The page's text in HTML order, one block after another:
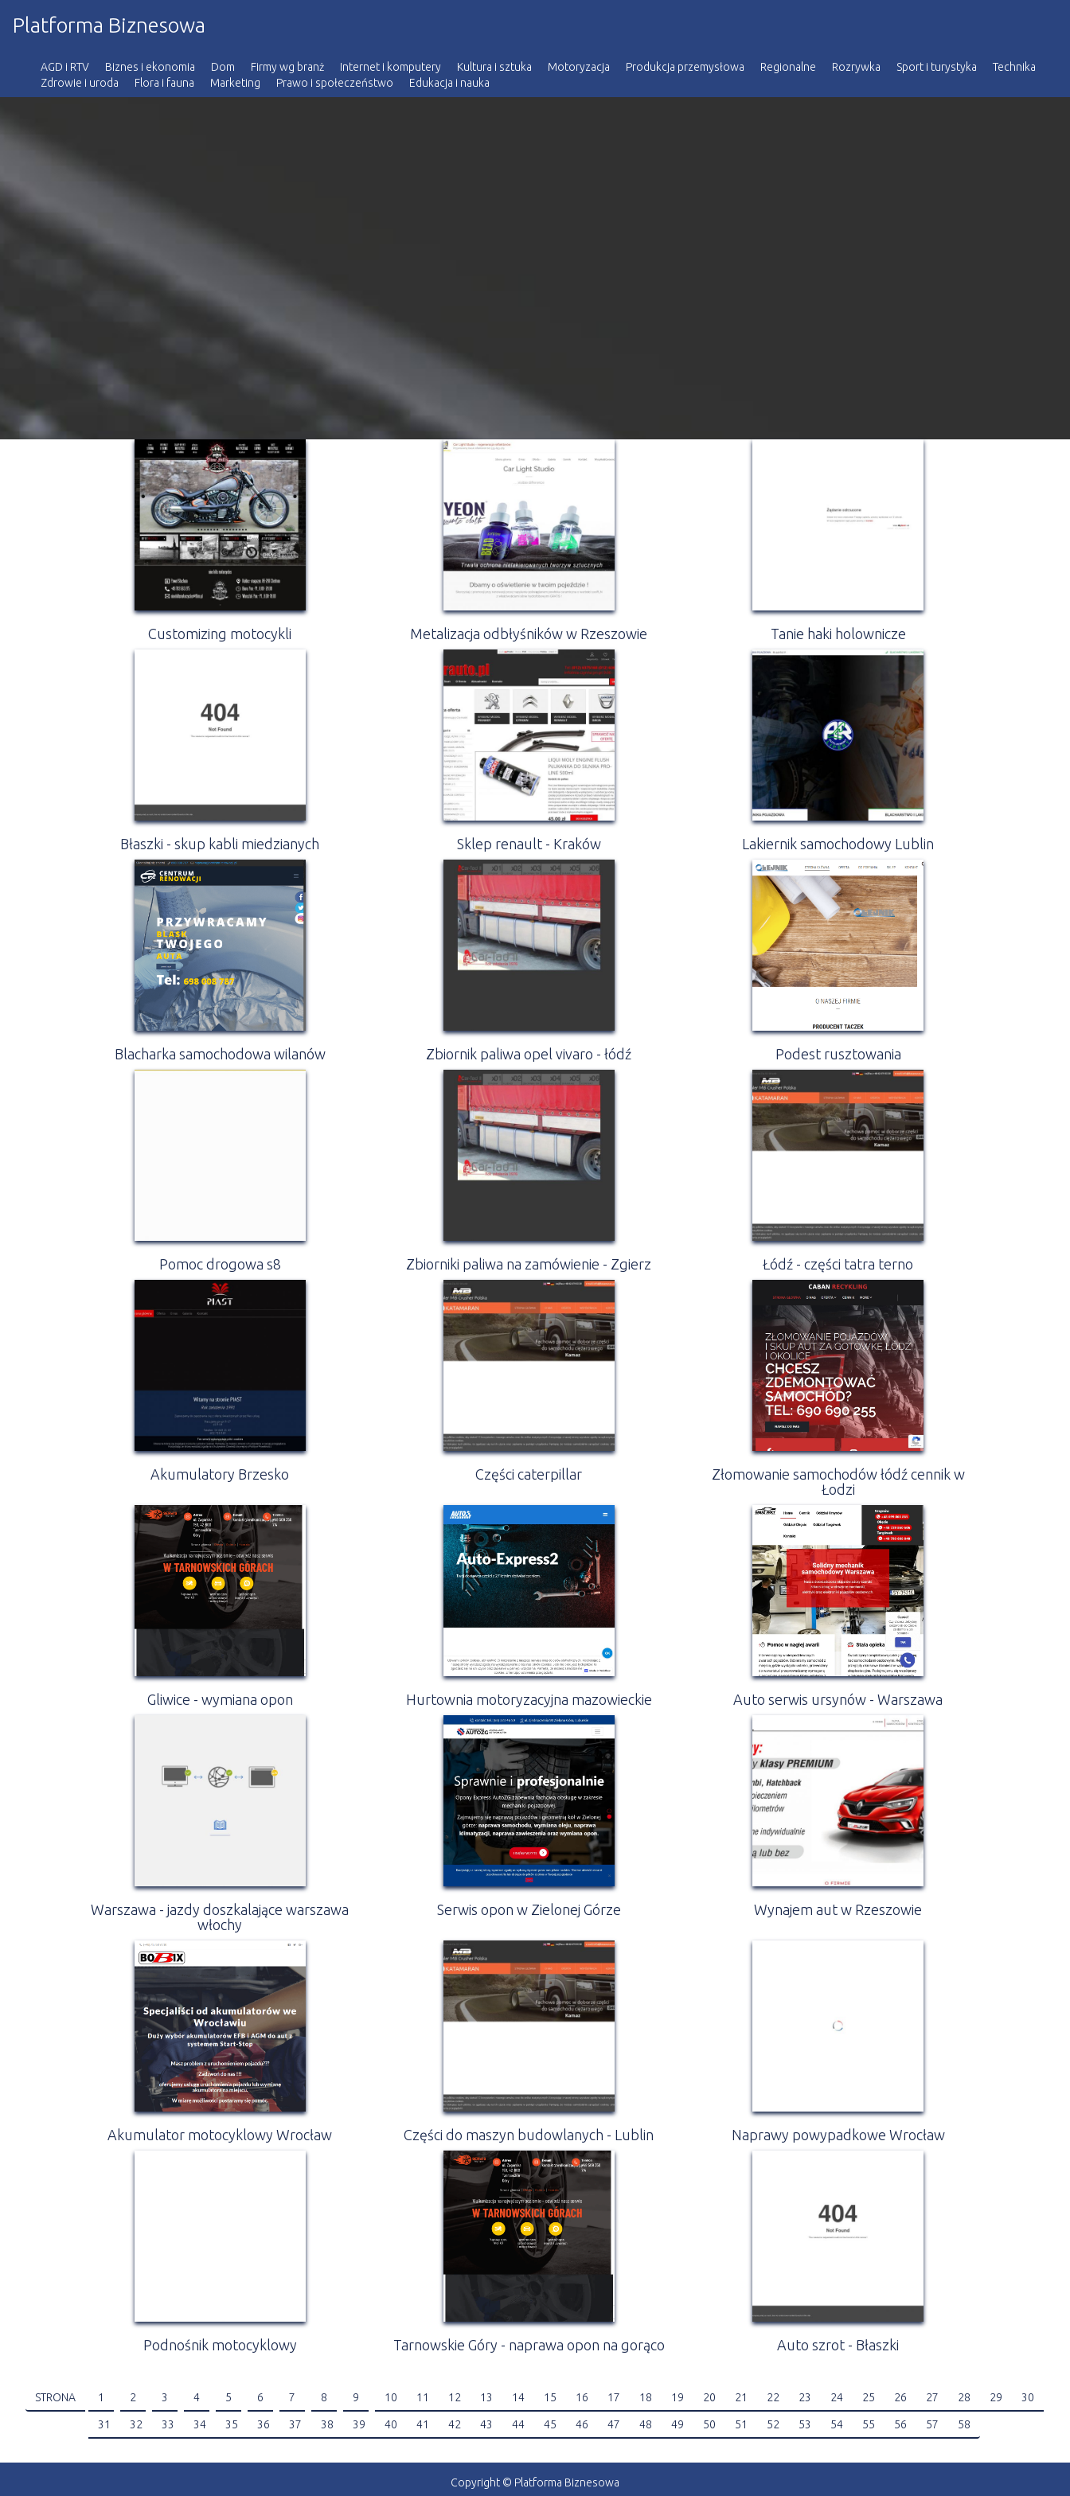
Platforma Biznesowa
AGD i RTV Biznes i ekonomia Dom Firmy wg branż Internet i komputery Kultura i sztuka Motoryzacja Produkcja przemysłowa Regionalne Rozrywka Sport i turystyka
Technika
Zdrowie i uroda
Flora i fauna Marketing Prawo i społeczeństwo Edukacja i nauka
Customizing motocykli Metalizacja odbłyśników w Rzeszowie Tanie haki holownicze
Błaszki - skup kabli miedzianych Sklep renault - Kraków Lakiernik samochodowy Lublin
Blacharka samochodowa wilanów Zbiornik paliwa opel vivaro - łódź Podest rusztowania
Pomoc drogowa s8 Zbiorniki paliwa na zamówienie - Zgierz Łódź - części tatra terno
Akumulatory Brzesko Części caterpillar
Złomowanie samochodów łódź cennik w
Łodzi
Gliwice - wymiana opon Hurtownia motoryzacyjna mazowieckie Auto serwis ursynów - Warszawa
Warszawa - jazdy doszkalające warszawa
włochy
Serwis opon w Zielonej Górze Wynajem aut w Rzeszowie
Akumulator motocyklowy Wrocław Części do maszyn budowlanych - Lublin Naprawy powypadkowe Wrocław
Podnośnik motocyklowy Tarnowskie Góry - naprawa opon na gorąco Auto szrot - Błaszki
STRONA 1 2 3 4 5 6 7 8 9 10 11 12 13 14 15 16 17 18 19 20 21 22 23 24 25 26 27 28 29 30
31 32 33 34 35 36 37 38 39 40 41 42 43 44 45 46 47 48 49 50 51 52 53 54 55 56 57 58
Copyright © Platforma Biznesowa